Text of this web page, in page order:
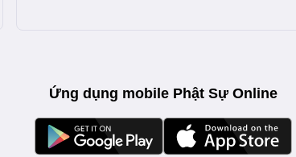
Ứng dụng mobile Phật Sự Online